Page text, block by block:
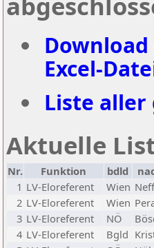
Download
Excel-
Liste aller
Aktuelle
Nr. Funktion bdld
1 LV-Eloreferent Wien Neff
2 LV-Eloreferent Wien
3 LV-Eloreferent NÖ
4 LV-Eloreferent Bgld